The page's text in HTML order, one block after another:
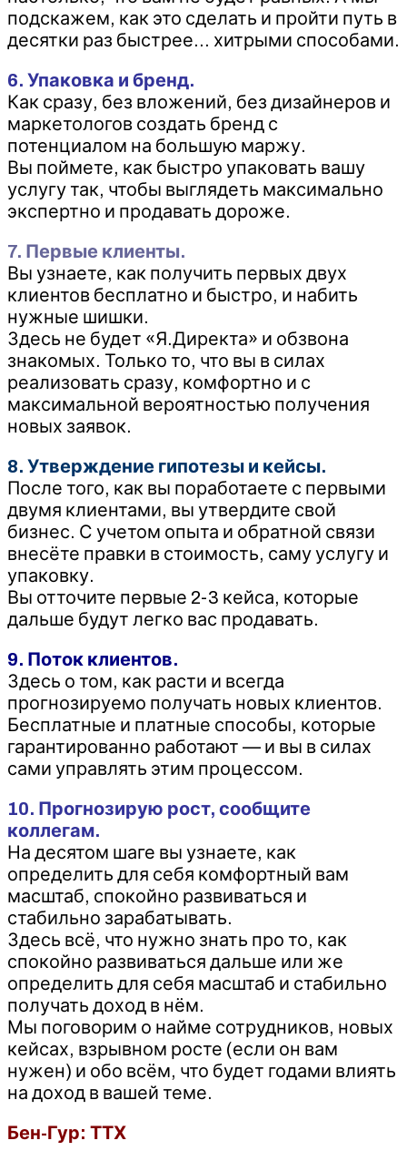
подскажем, как это сделать и пройти путь в
десятки раз быстрее… хитрыми способами.
6. Упаковка и бренд.
Как сразу, без вложений, без дизайнеров и
маркетологов создать бренд с
потенциалом на большую маржу.
Вы поймете, как быстро упаковать вашу
услугу так, чтобы выглядеть максимально
экспертно и продавать дороже.
7. Первые клиенты.
Вы узнаете, как получить первых двух
клиентов бесплатно и быстро, и набить
нужные шишки.
Здесь не будет «Я.Директа» и обзвона
знакомых. Только то, что вы в силах
реализовать сразу, комфортно и с
максимальной вероятностью получения
новых заявок.
8. Утверждение гипотезы и кейсы.
После того, как вы поработаете с первыми
двумя клиентами, вы утвердите свой
бизнес. С учетом опыта и обратной связи
внесёте правки в стоимость, саму услугу и
упаковку.
Вы отточите первые 2-3 кейса, которые
дальше будут легко вас продавать.
9. Поток клиентов.
Здесь о том, как расти и всегда
прогнозируемо получать новых клиентов.
Бесплатные и платные способы, которые
гарантированно работают — и вы в силах
сами управлять этим процессом.
10. Прогнозирую рост, сообщите
коллегам.
На десятом шаге вы узнаете, как
определить для себя комфортный вам
масштаб, спокойно развиваться и
стабильно зарабатывать.
Здесь всё, что нужно знать про то, как
спокойно развиваться дальше или же
определить для себя масштаб и стабильно
получать доход в нём.
Мы поговорим о найме сотрудников, новых
кейсах, взрывном росте (если он вам
нужен) и обо всём, что будет годами влиять
на доход в вашей теме.
Бен-Гур: ТТХ